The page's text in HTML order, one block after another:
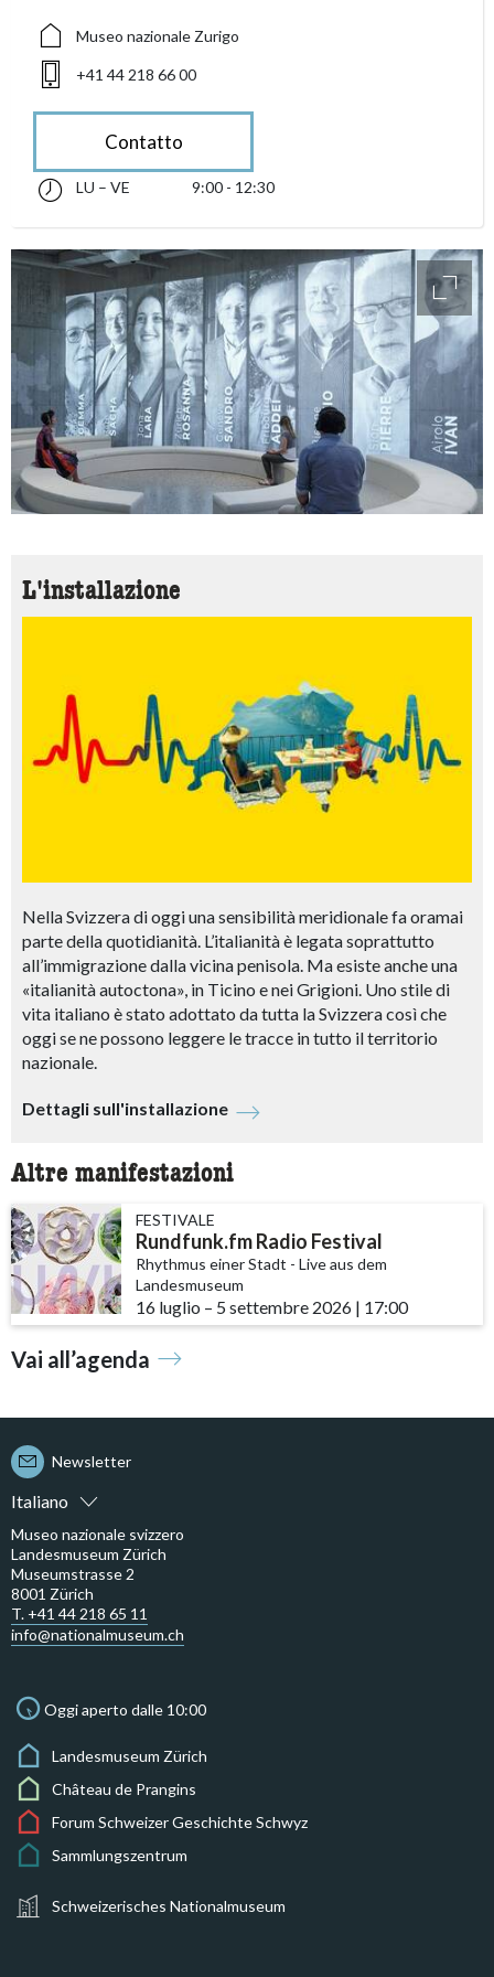
Museo nazionale Zurigo
+41 44 218 66 00
Contatto
accessibility.sr-only.opening_hours
lunedì fino alle venerdì 09:00 - 12:30
LU – VE 9:00 - 12:30
L'installazione
Nella Svizzera di oggi una sensibilità meridionale fa oramai
parte della quotidianità. L’italianità è legata soprattutto
all’immigrazione dalla vicina penisola. Ma esiste anche una
«italianità autoctona», in Ticino e nei Grigioni. Uno stile di
vita italiano è stato adottato da tutta la Svizzera così che
oggi se ne possono leggere le tracce in tutto il territorio
nazionale.
Dettagli sull'installazione
Altre manifestazioni
FESTIVALE
Rundfunk.fm Radio Festival
Rhythmus einer Stadt - Live aus dem
Landesmuseum
16 luglio accessibility.time_to
– 5 settembre 2026 | 17:00
Vai all’agenda
Italiano
Newsletter
Museo nazionale svizzero
Landesmuseum Zürich
Museumstrasse 2
8001 Zürich
T. +41 44 218 65 11
info@nationalmuseum.ch
Oggi aperto dalle 10:00
Landesmuseum Zürich
Château de Prangins
Forum Schweizer Geschichte Schwyz
Sammlungszentrum
Schweizerisches Nationalmuseum